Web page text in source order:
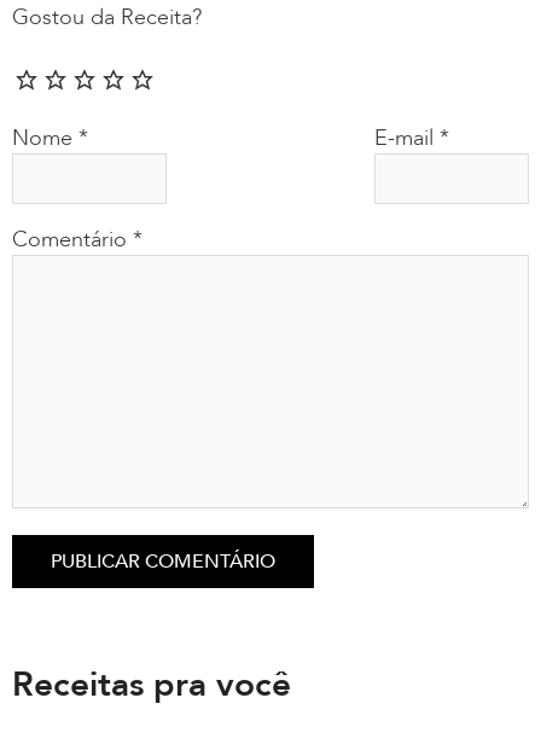
Gostou da Receita?
Comentário *
Nome * E-mail *
Receitas pra você